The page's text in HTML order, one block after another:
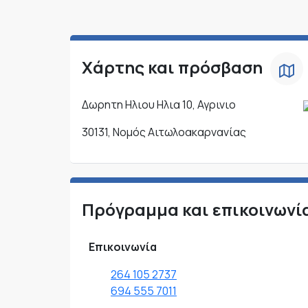
Χάρτης και πρόσβαση
Δωρητη Ηλιου Ηλια 10, Αγρινιο
30131, Νομός Αιτωλοακαρνανίας
Πρόγραμμα και
Επικοινωνία
264 105 2737
694 555 7011